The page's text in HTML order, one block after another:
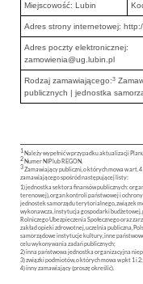
Miejscowość: Lubin
Adres strony internetowej:
Adres poczty elektronicznej:
zamowienia@ug.lubin.pl
Rodzaj zamawiającego:3
publicznych | jednostka
1 Należy wypełnić w przypadku aktualizacji
2 Numer NIP lub REGON.
3Zamawiający publiczni, o których mowa w art.
zamawiającego spośród następującej listy:
1) jednostka sektora finansów publicznych:
terenowej), organ kontroli państwowej i
jednostek samorządu terytorialnego, związek
wykonawcza, instytucja gospodarki budżetowej,
Rolniczego Ubezpieczenia Społecznego oraz
zakład opieki zdrowotnej, uczelnia publiczna,
samorządowe instytucje kultury, inne
celu wykonywania zadań publicznych;
2) inna państwowa jednostka organizacyjna
3) związki podmiotów, o których mowa w pkt 1 i 2;
4) inny zamawiający (proszę określić).